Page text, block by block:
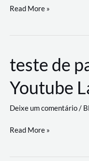
GitHub
revoluciona
de
trabalho
com
a
workflows
Read More »
teste de
Youtube
Deixe um comentário/
teste
palyer
Read More »